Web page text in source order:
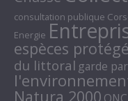
consultation publique
Energie
espèces
du littoral garde
Natura 2000